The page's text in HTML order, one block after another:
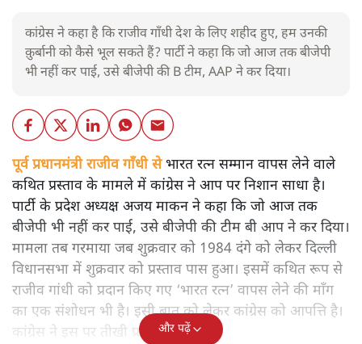
कांग्रेस ने कहा है कि राजीव गाँधी देश के लिए शहीद हुए, हम उनकी
क़ुर्बानी को कैसे भूल सकते हैं? पार्टी ने कहा कि जो आज तक बीजेपी
भी नहीं कर पाई, उसे बीजेपी की B टीम, AAP ने कर दिया।
पूर्व प्रधानमंत्री राजीव गाँधी सेभारत रत्न सम्मान वापस लेने वाले
कथित प्रस्ताव के मामले में कांग्रेस ने आप पर निशान साधा है।
पार्टी के प्रदेश अध्यक्ष अजय माकन ने कहा कि जो आज तक
बीजेपी भी नहीं कर पाई, उसे बीजेपी की टीम बी आप ने कर दिया।
मामला तब गरमाया जब शुक्रवार को 1984 दंगे को लेकर दिल्ली
विधानसभा में शुक्रवार को प्रस्ताव पास हुआ। इसमें कथित रूप से
राजीव गांधी को प्रदान किए गए ‘भारत रत्न’ वापस लेने की माँग
का एक संशोधन भी है। इसी बात को लेकर कांग्रेस को आपत्ति है।
कांग्रेस ने इस पर तीखी प्रतिक्रिया दी है।
और पढ़ें